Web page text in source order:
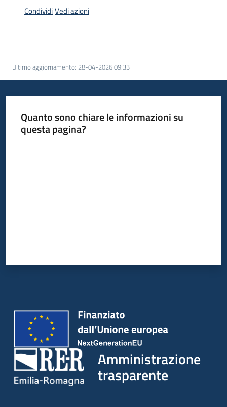
CondividiVedi azioni
Ultimo aggiornamento: 28-04-2026 09:33
Quanto sono chiare le informazioni su
questa pagina?
Amministrazione
trasparente